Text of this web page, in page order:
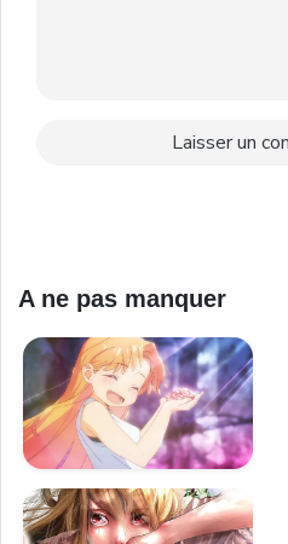
A ne pas manquer